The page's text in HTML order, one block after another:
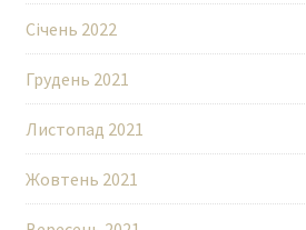
Січень 2022
Грудень 2021
Листопад 2021
Жовтень 2021